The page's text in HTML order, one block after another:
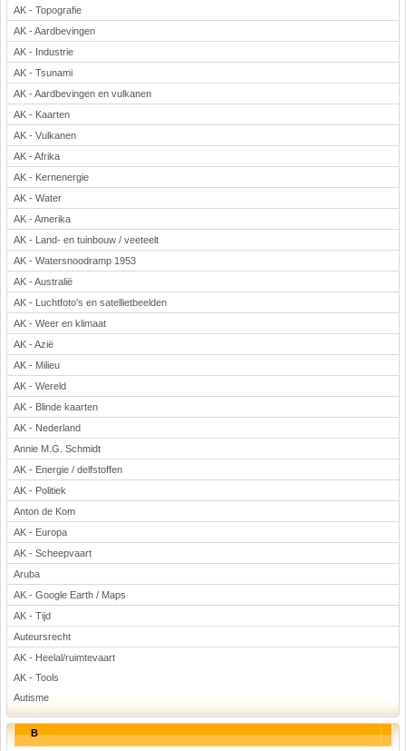
Rekenen
Scheikunde
Sport
Techniek
Verkeer
Wiskunde
Onderwerpen
Apps en tablets
Collecties digibord
Digiborden / touchscreens
Digibordtools
Downloads basisonderwijs
Herfst
Kerstmis
Kinder-/Jeugdboeken
Lente
Onderbouw PO
Pasen
Voetbal
(Advertenties)
AK - Topografie
AK - Aardbevingen
AK - Industrie
AK - Tsunami
AK - Aardbevingen en vulkanen
AK - Kaarten
AK - Vulkanen
AK - Afrika
AK - Kernenergie
AK - Water
AK - Amerika
AK - Land- en tuinbouw / veeteelt
AK - Watersnoodramp 1953
AK - Australië
AK - Luchtfoto's en satellietbeelden
AK - Weer en klimaat
AK - Azië
AK - Milieu
AK - Wereld
AK - Blinde kaarten
AK - Nederland
Annie M.G. Schmidt
AK - Energie / delfstoffen
AK - Politiek
Anton de Kom
AK - Europa
AK - Scheepvaart
Aruba
AK - Google Earth / Maps
AK - Tijd
Auteursrecht
AK - Heelal/ruimtevaart
AK - Tools
Autisme
B